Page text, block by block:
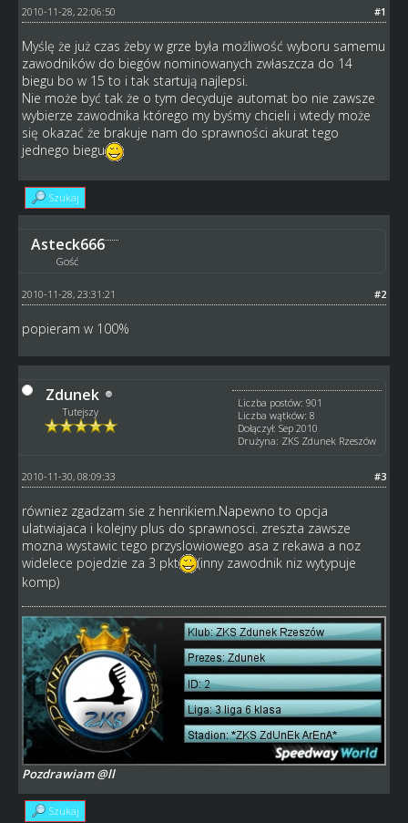
#1
2010-11-28, 22:06:50
Myślę że już czas żeby w grze była możliwość wyboru samemu
zawodników do biegów nominowanych zwłaszcza do 14
biegu bo w 15 to i tak startują najlepsi.
Nie może być tak że o tym decyduje automat bo nie zawsze
wybierze zawodnika którego my byśmy chcieli i wtedy może
się okazać że brakuje nam do sprawności akurat tego
jednego biegu
Szukaj
Asteck666
Gość
#2
2010-11-28, 23:31:21
popieram w 100%
Zdunek
Tutejszy
Liczba postów: 901
Liczba wątków: 8
Dołączył: Sep 2010
Drużyna: ZKS Zdunek Rzeszów
#3
2010-11-30, 08:09:33
równiez zgadzam sie z henrikiem.Napewno to opcja
ulatwiajaca i kolejny plus do sprawnosci. zreszta zawsze
mozna wystawic tego przyslowiowego asa z rekawa a noz
widelece pojedzie za 3 pkt
(inny zawodnik niz wytypuje
komp)
Pozdrawiam @ll
Szukaj